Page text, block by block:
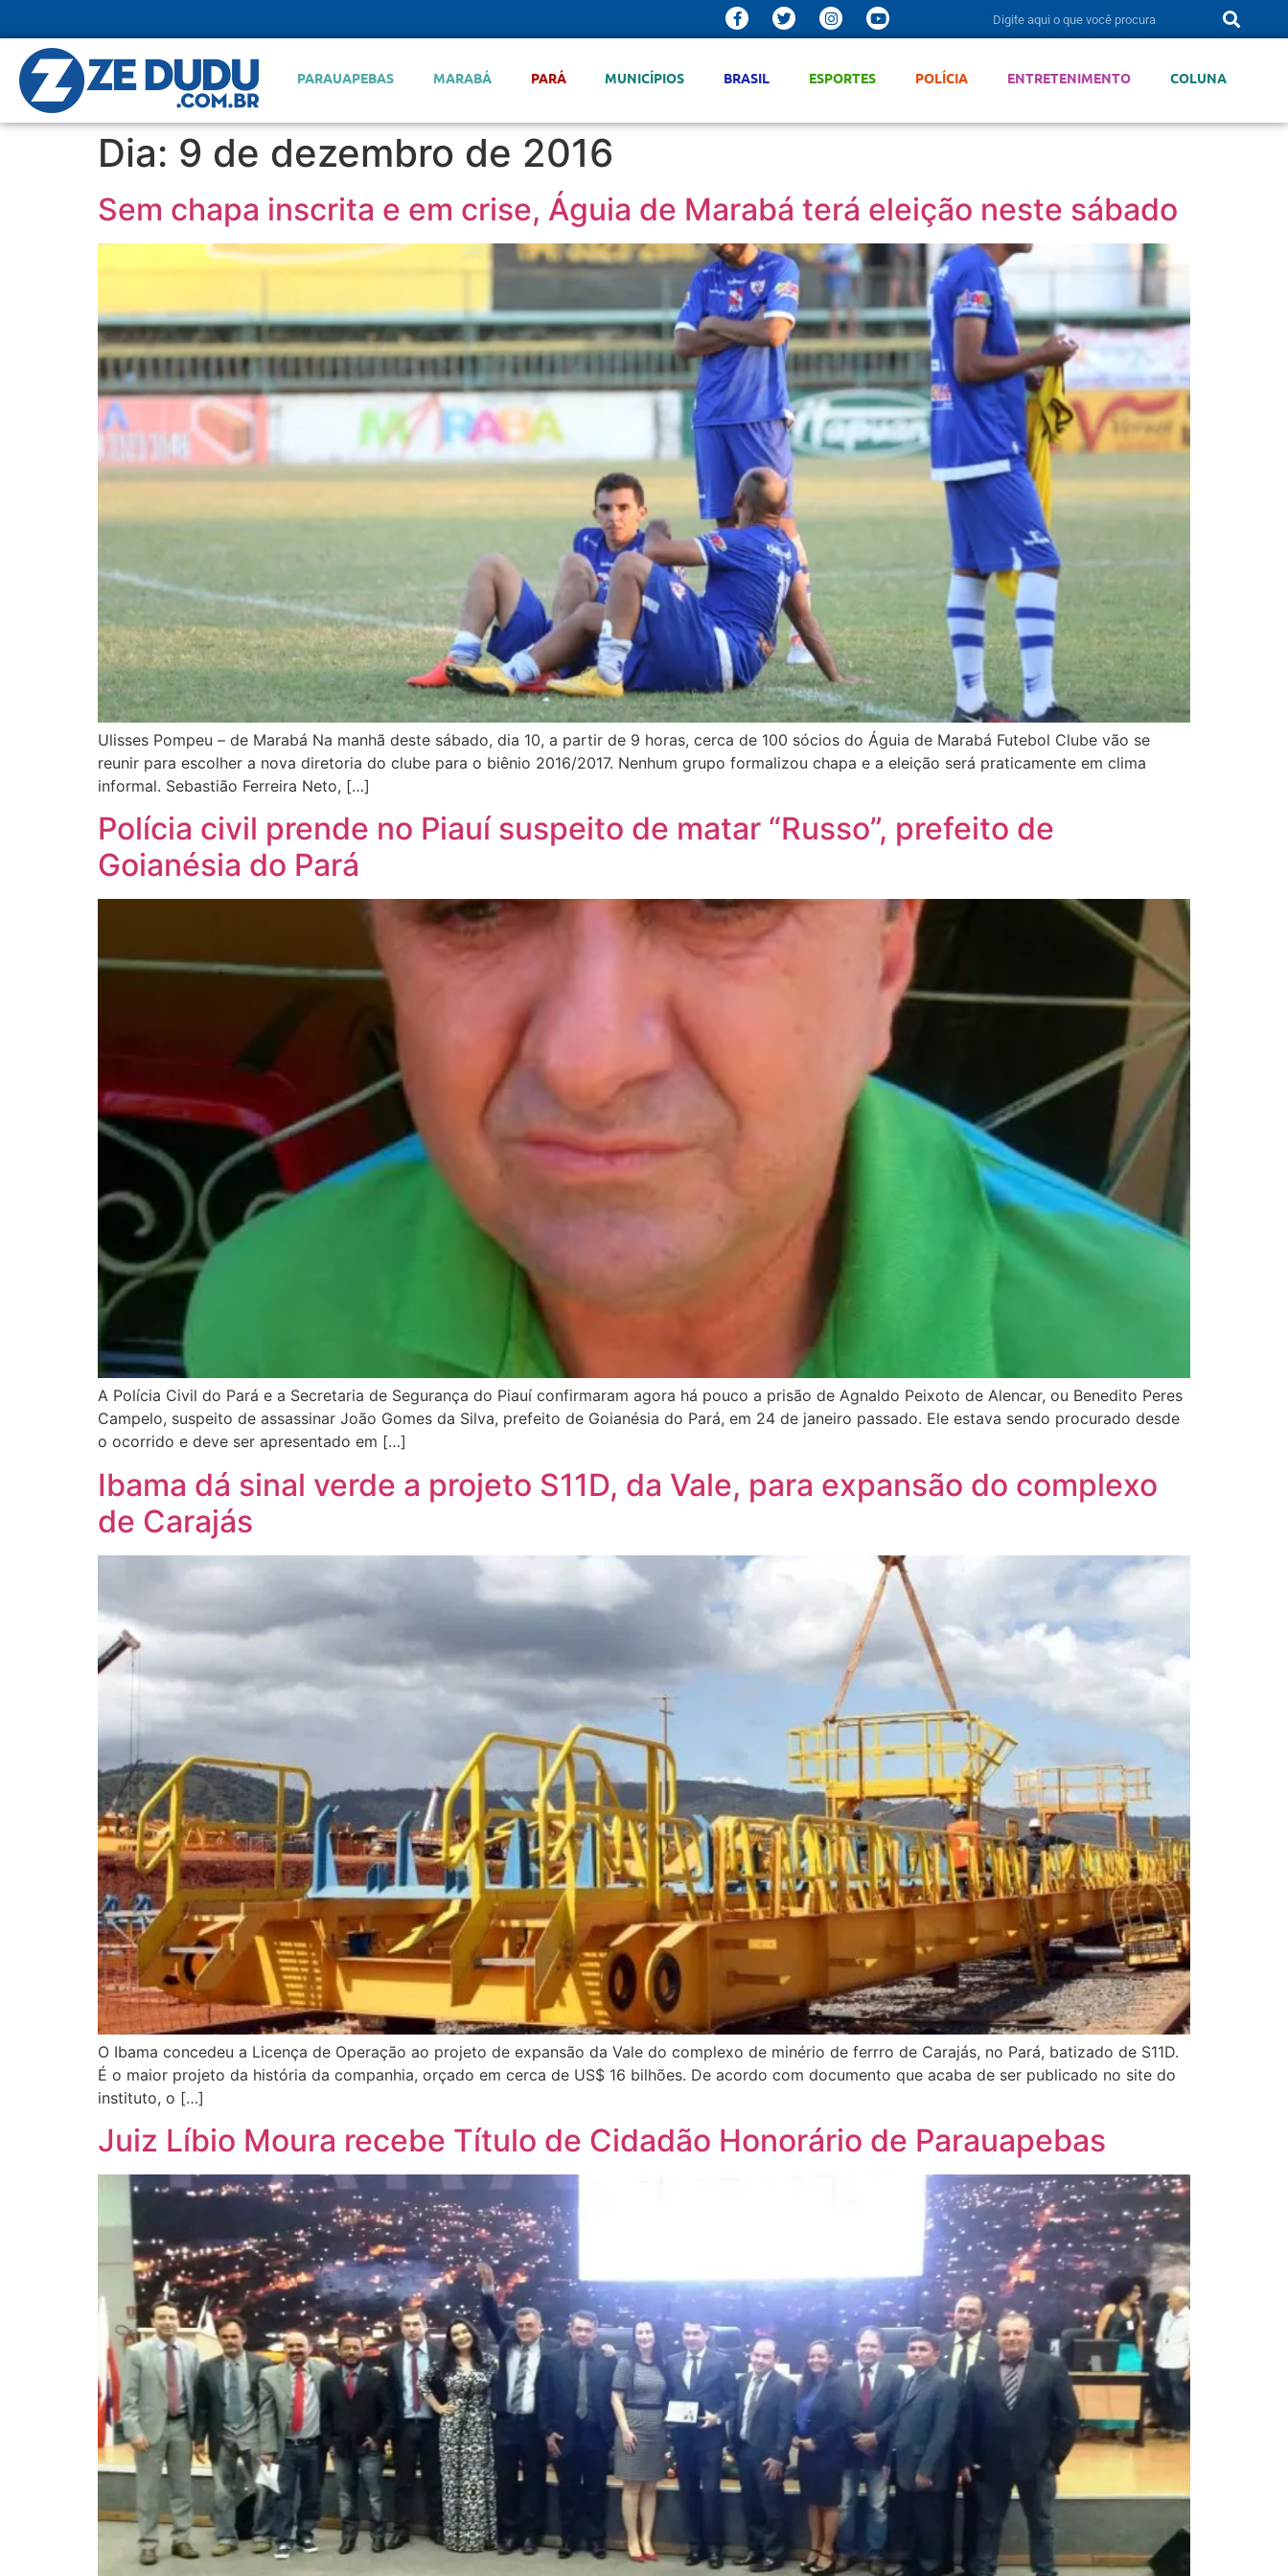
PARAUAPEBAS MARABÁ PARÁ MUNICÍPIOS BRASIL ESPORTES POLÍCIA ENTRETENIMENTO COLUNA
Dia: 9 de dezembro de 2016
Sem chapa inscrita e em crise, Águia de Marabá terá eleição neste sábado
Ulisses Pompeu – de Marabá Na manhã deste sábado, dia 10, a partir de 9 horas, cerca de 100 sócios do Águia de Marabá Futebol Clube vão se
reunir para escolher a nova diretoria do clube para o biênio 2016/2017. Nenhum grupo formalizou chapa e a eleição será praticamente em clima
informal. Sebastião Ferreira Neto, […]
Polícia civil prende no Piauí suspeito de matar “Russo”, prefeito de
Goianésia do Pará
A Polícia Civil do Pará e a Secretaria de Segurança do Piauí confirmaram agora há pouco a prisão de Agnaldo Peixoto de Alencar, ou Benedito Peres
Campelo, suspeito de assassinar João Gomes da Silva, prefeito de Goianésia do Pará, em 24 de janeiro passado. Ele estava sendo procurado desde
o ocorrido e deve ser apresentado em […]
Ibama dá sinal verde a projeto S11D, da Vale, para expansão do complexo
de Carajás
O Ibama concedeu a Licença de Operação ao projeto de expansão da Vale do complexo de minério de ferrro de Carajás, no Pará, batizado de S11D.
É o maior projeto da história da companhia, orçado em cerca de US$ 16 bilhões. De acordo com documento que acaba de ser publicado no site do
instituto, o […]
Juiz Líbio Moura recebe Título de Cidadão Honorário de Parauapebas